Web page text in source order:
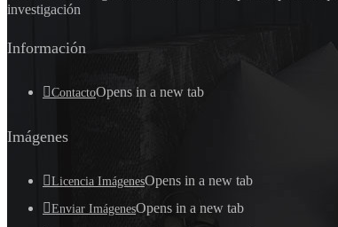
investigación
Información
ContactoOpens in a new tab
Imágenes
Licencia ImágenesOpens in a new tab
Enviar ImágenesOpens in a new tab